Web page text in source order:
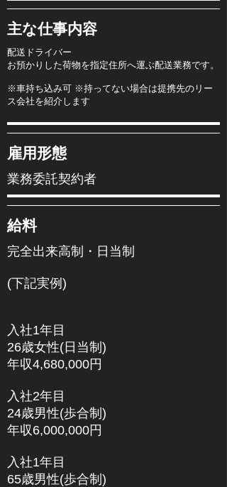
​主な仕事内容
配送ドライバー
お預かりした荷物を指定住所へ運ぶ配送業務です。
※車持ち込み可 ※持ってない場合は提携先のリー
ス会社を紹介します
​雇用形態
業務委託契約者
​給料
完全出来高制・日当制
​(下記実例)
入社1年目
26歳女性(日当制)
年収4,680,000円
入社2年目
24歳男性(歩合制)
年収6,000,000円
入社1年目
65歳男性(歩合制)